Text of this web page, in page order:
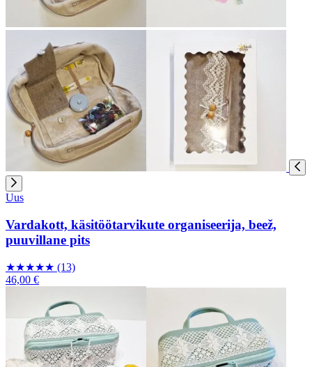
Uus
Vardakott, käsitöötarvikute organiseerija, beež,
puuvillane pits
★★★★★ (13)
46,00 €